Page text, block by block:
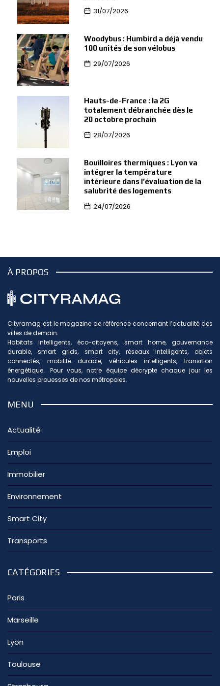
31/07/2026
Woodybus : Humbird a déjà vendu
100 unités de son vélobus
29/07/2026
Hauts-de-France : la 2G
totalement débranchée dès le
20 octobre prochain
28/07/2026
Bouilloires thermiques : Lyon va
intégrer la température
intérieure dans l’évaluation de la
salubrité des logements
24/07/2026
À PROPOS
Cityramag est le magazine de référence concernant l’actualité des
villes de demain.
Habitats intelligents, éco-citoyens, smart home, gouvernance
durable, smart grids, smart city, réseaux intelligents, objets
connectés, mobilité durable, véhicules intelligents, transition
énergétique… Pour vous, notre équipe décrypte chaque jour les
nouvelles prouesses de nos métropoles.
MENU
Actualité
Emploi
Immobilier
Environnement
Smart City
Transports
CATÉGORIES
Paris
Marseille
Lyon
Toulouse